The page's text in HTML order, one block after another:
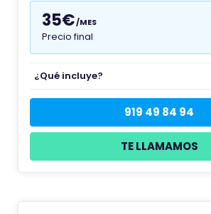
35€/MES
Precio final
¿Qué incluye?
919 49 84 94
TE LLAMAMOS